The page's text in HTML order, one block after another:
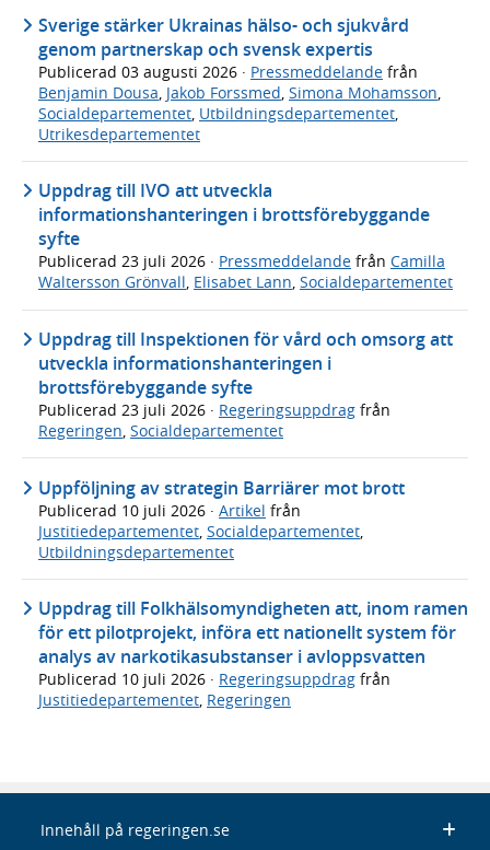
Sverige stärker Ukrainas hälso- och sjukvård
genom partnerskap och svensk expertis
Publicerad 03 augusti 2026 · Pressmeddelande från
Benjamin Dousa Jakob Forssmed Simona Mohamsson
Socialdepartementet Utbildningsdepartementet
Utrikesdepartementet
Uppdrag till IVO att utveckla
informationshanteringen i brottsförebyggande
syfte
Publicerad 23 juli 2026 · Pressmeddelande från Camilla
Waltersson Grönvall, Elisabet Lann, Socialdepartementet
Uppdrag till Inspektionen för vård och omsorg att
utveckla informationshanteringen i
brottsförebyggande syfte
Publicerad 23 juli 2026 · Regeringsuppdrag från
Regeringen, Socialdepartementet
Uppföljning av strategin Barriärer mot brott
Publicerad 10 juli 2026 · Artikel från
Justitiedepartementet Socialdepartementet
Utbildningsdepartementet
Uppdrag till Folkhälsomyndigheten att, inom ramen
för ett pilotprojekt, införa ett nationellt system för
analys av narkotikasubstanser i avloppsvatten
Publicerad 10 juli 2026 · Regeringsuppdrag från
Justitiedepartementet, Regeringen
Innehåll på regeringen.se